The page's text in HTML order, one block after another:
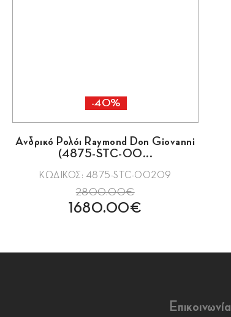
-40%
Ανδρικό Ρολόι Raymond Don Giovanni
(4875-STC-00...
ΚΩΔΙΚΟΣ: 4875-STC-00209
2800.00€
1680.00€
Επικοινωνία